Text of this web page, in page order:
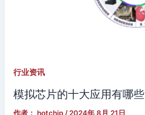
行业资讯
模拟芯片的十大应用有哪些
作者： hotchip /2024年 8月 21日